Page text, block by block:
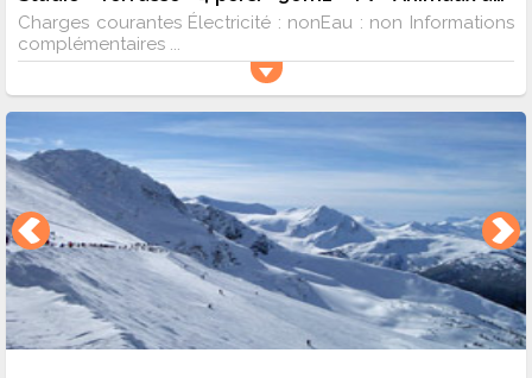
Charges courantes Électricité : nonEau : non Informations
complémentaires ...